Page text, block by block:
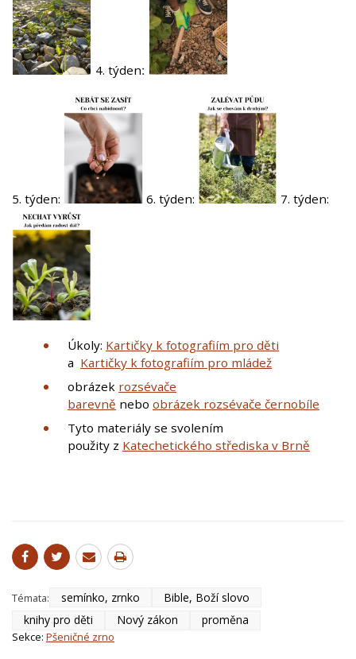
4. týden:
5. týden: 6. týden: 7. týden:
Úkoly: Kartičky k fotografiím pro děti
a Kartičky k fotografiím pro mládež
obrázek rozsévače
barevně nebo obrázek rozsévače černobíle
Tyto materiály se svolením
použity z Katechetického střediska v Brně
Témata: semínko, zrnko
Bible, Boží slovo
knihy pro děti
Nový zákon proměna
Sekce: Pšeničné zrno